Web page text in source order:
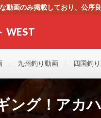
画のみ掲載しており、公
WEST
九州釣り動画 四国釣
ング！アカ